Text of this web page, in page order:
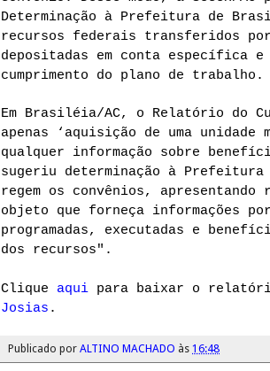
Determinação à Prefeitura de
recursos federais transferidos
depositadas em conta específica
cumprimento do plano de trabalho.
Em Brasiléia/AC, o Relatório do
apenas ‘aquisição de uma unidade
qualquer informação sobre
sugeriu determinação à Prefeitura
regem os convênios,
objeto que forneça informações
programadas, executadas e
dos recursos".
Clique aqui para baixar o
Josias .
Publicado por ALTINO MACHADO às 16:48